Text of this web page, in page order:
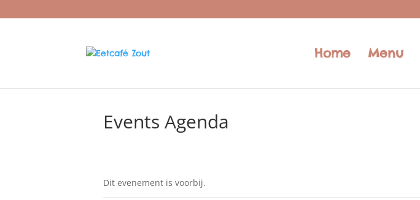
Home Menu
Events Agenda
Dit evenement is voorbij.